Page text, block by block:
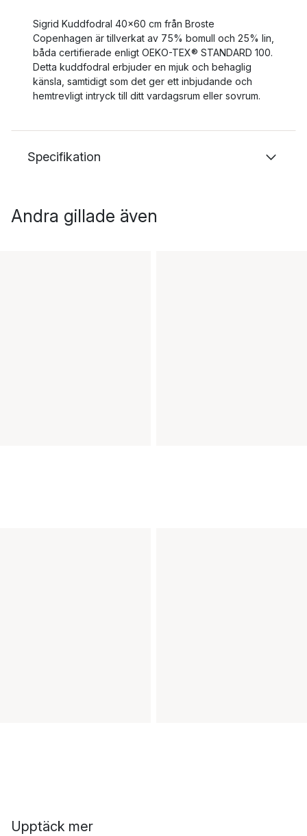
Sigrid Kuddfodral 40x60 cm från Broste
Copenhagen är tillverkat av 75% bomull och 25% lin,
båda certifierade enligt OEKO-TEX® STANDARD 100.
Detta kuddfodral erbjuder en mjuk och behaglig
känsla, samtidigt som det ger ett inbjudande och
hemtrevligt intryck till ditt vardagsrum eller sovrum.
Specifikation
Andra gillade även
Upptäck mer